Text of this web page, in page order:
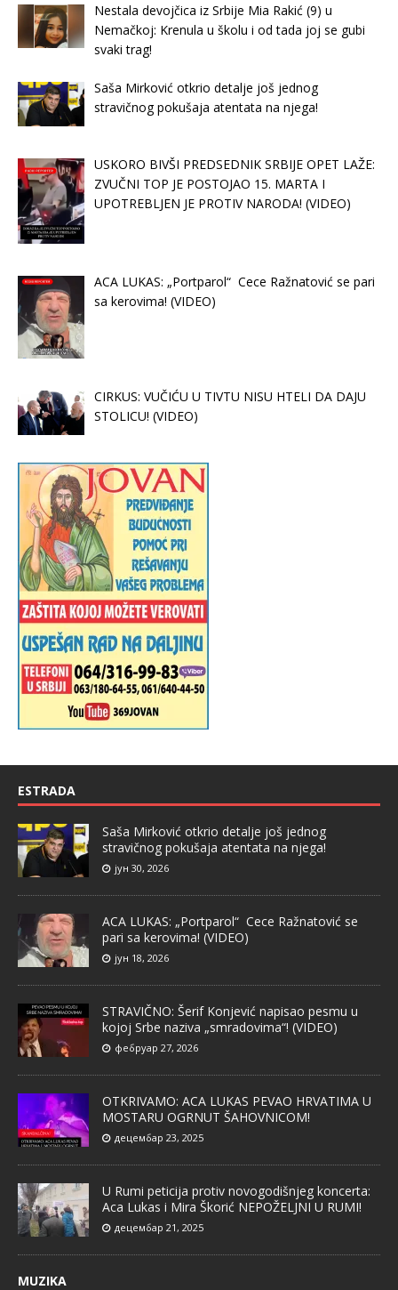
Nestala devojčica iz Srbije Mia Rakić (9) u
Nemačkoj: Krenula u školu i od tada joj se gubi
svaki trag!
Saša Mirković otkrio detalje još jednog
stravičnog pokušaja atentata na njega!
USKORO BIVŠI PREDSEDNIK SRBIJE OPET LAŽE:
ZVUČNI TOP JE POSTOJAO 15. MARTA I
UPOTREBLJEN JE PROTIV NARODA! (VIDEO)
ACA LUKAS: „Portparol“ Cece Ražnatović se pari
sa kerovima! (VIDEO)
CIRKUS: VUČIĆU U TIVTU NISU HTELI DA DAJU
STOLICU! (VIDEO)
ESTRADA
Saša Mirković otkrio detalje još jednog
stravičnog pokušaja atentata na njega!
јун 30, 2026
ACA LUKAS: „Portparol“ Cece Ražnatović se
pari sa kerovima! (VIDEO)
јун 18, 2026
STRAVIČNO: Šerif Konjević napisao pesmu u
kojoj Srbe naziva „smradovima“! (VIDEO)
фебруар 27, 2026
OTKRIVAMO: ACA LUKAS PEVAO HRVATIMA U
MOSTARU OGRNUT ŠAHOVNICOM!
децембар 23, 2025
U Rumi peticija protiv novogodišnjeg koncerta:
Aca Lukas i Mira Škorić NEPOŽELJNI U RUMI!
децембар 21, 2025
MUZIKA